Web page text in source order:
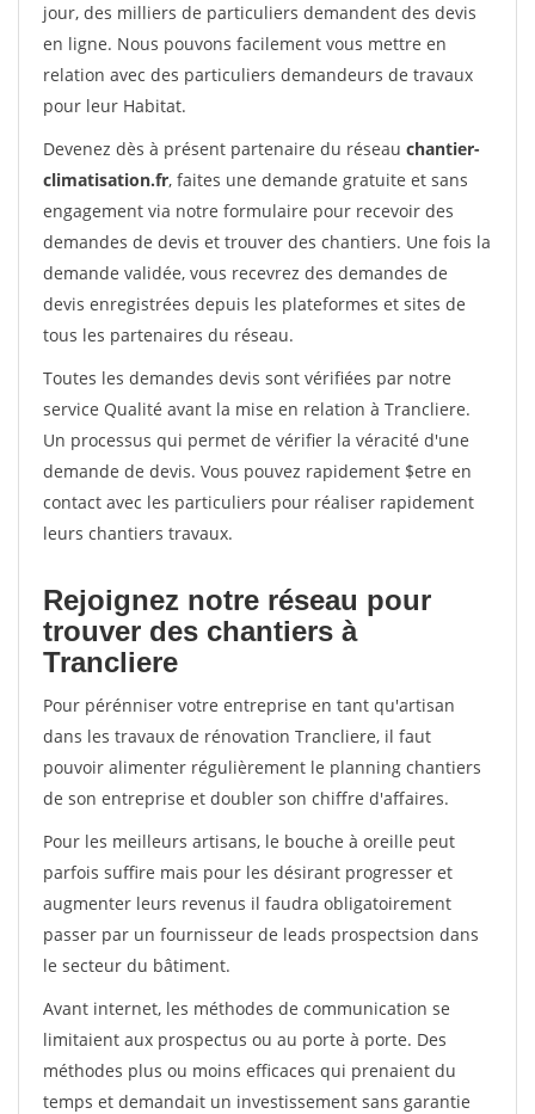
jour, des milliers de particuliers demandent des devis
en ligne. Nous pouvons facilement vous mettre en
relation avec des particuliers demandeurs de travaux
pour leur Habitat.
Devenez dès à présent partenaire du réseau chantier-
climatisation.fr, faites une demande gratuite et sans
engagement via notre formulaire pour recevoir des
demandes de devis et trouver des chantiers. Une fois la
demande validée, vous recevrez des demandes de
devis enregistrées depuis les plateformes et sites de
tous les partenaires du réseau.
Toutes les demandes devis sont vérifiées par notre
service Qualité avant la mise en relation à Trancliere.
Un processus qui permet de vérifier la véracité d'une
demande de devis. Vous pouvez rapidement $etre en
contact avec les particuliers pour réaliser rapidement
leurs chantiers travaux.
Rejoignez notre réseau pour
trouver des chantiers à
Trancliere
Pour pérénniser votre entreprise en tant qu'artisan
dans les travaux de rénovation Trancliere, il faut
pouvoir alimenter régulièrement le planning chantiers
de son entreprise et doubler son chiffre d'affaires.
Pour les meilleurs artisans, le bouche à oreille peut
parfois suffire mais pour les désirant progresser et
augmenter leurs revenus il faudra obligatoirement
passer par un fournisseur de leads prospectsion dans
le secteur du bâtiment.
Avant internet, les méthodes de communication se
limitaient aux prospectus ou au porte à porte. Des
méthodes plus ou moins efficaces qui prenaient du
temps et demandait un investissement sans garantie